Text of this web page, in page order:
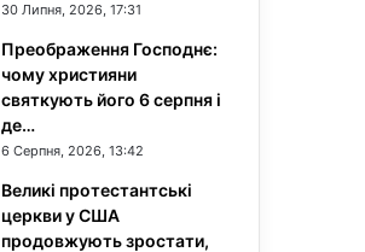
30 Липня, 2026, 17:31
Преображення Господнє:
чому християни
святкують його 6 серпня і
де…
6 Серпня, 2026, 13:42
Великі протестантські
церкви у США
продовжують зростати,